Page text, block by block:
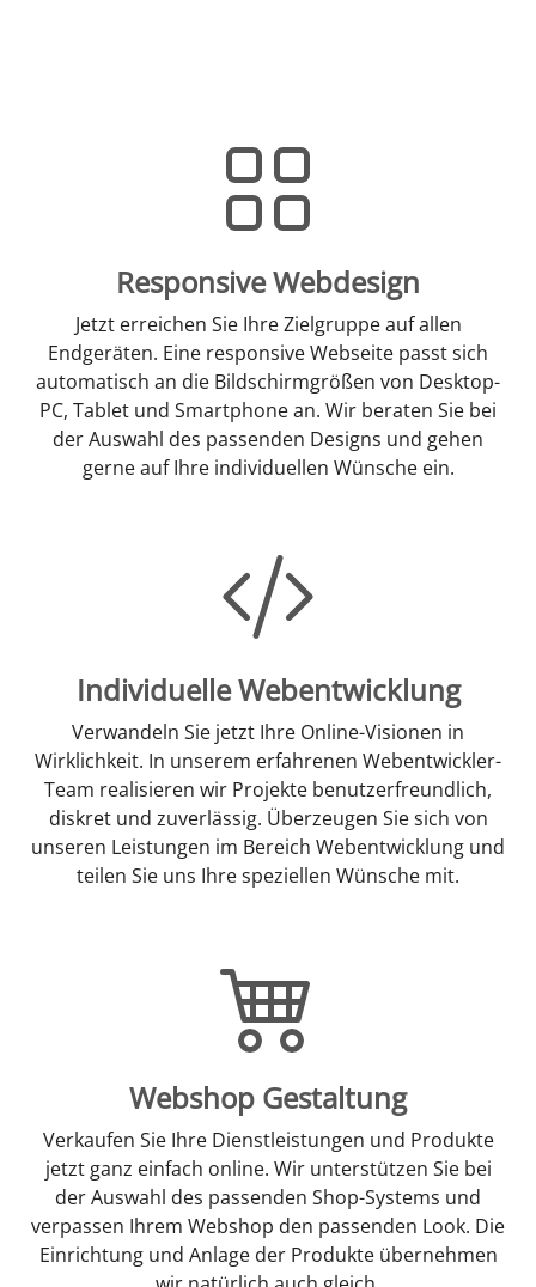
Responsive Webdesign
Jetzt erreichen Sie Ihre Zielgruppe auf allen
Endgeräten. Eine responsive Webseite passt sich
automatisch an die Bildschirmgrößen von Desktop-
PC, Tablet und Smartphone an. Wir beraten Sie bei
der Auswahl des passenden Designs und gehen
gerne auf Ihre individuellen Wünsche ein.
Individuelle Webentwicklung
Verwandeln Sie jetzt Ihre Online-Visionen in
Wirklichkeit. In unserem erfahrenen Webentwickler-
Team realisieren wir Projekte benutzerfreundlich,
diskret und zuverlässig. Überzeugen Sie sich von
unseren Leistungen im Bereich Webentwicklung und
teilen Sie uns Ihre speziellen Wünsche mit.
Webshop Gestaltung
Verkaufen Sie Ihre Dienstleistungen und Produkte
jetzt ganz einfach online. Wir unterstützen Sie bei
der Auswahl des passenden Shop-Systems und
verpassen Ihrem Webshop den passenden Look. Die
Einrichtung und Anlage der Produkte übernehmen